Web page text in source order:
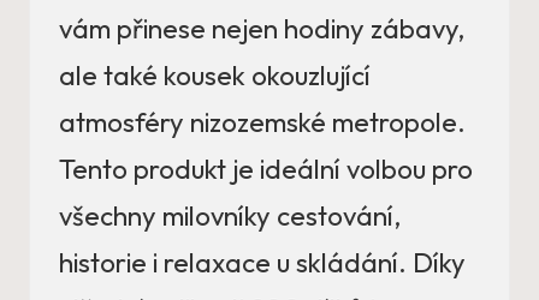
vám přinese nejen hodiny zábavy,
ale také kousek okouzlující
atmosféry nizozemské metropole.
Tento produkt je ideální volbou pro
všechny milovníky cestování,
historie i relaxace u skládání. Díky